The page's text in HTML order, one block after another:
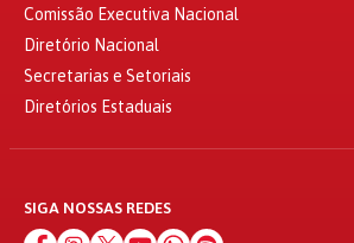
Comissão Executiva Nacional
Diretório Nacional
Secretarias e Setoriais
Diretórios Estaduais
SIGA NOSSAS REDES